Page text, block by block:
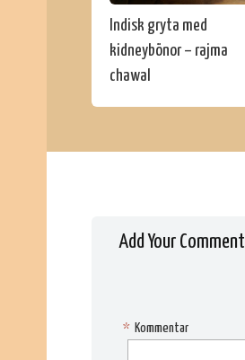
Indisk gryta med
kidneybönor – rajma
chawal
Add Your Comment
Kommentar
*